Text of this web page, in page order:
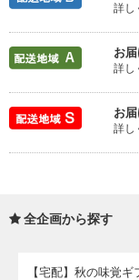
詳し
お
詳し
お
詳し
全企画から探す
【宅配】秋の味覚ギ